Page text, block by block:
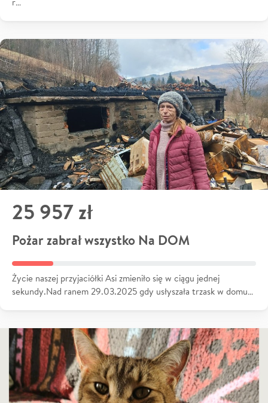
r…
25 957 zł
Pożar zabrał wszystko Na DOM
Życie naszej przyjaciółki Asi zmieniło się w ciągu jednej
sekundy.Nad ranem 29.03.2025 gdy usłyszała trzask w domu…